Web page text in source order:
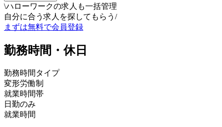
\ハローワークの求人も一括管理
自分に合う求人を探してもらう /
まずは無料で会員登録
勤務時間・休日
勤務時間タイプ
変形労働制
就業時間帯
日勤のみ
就業時間